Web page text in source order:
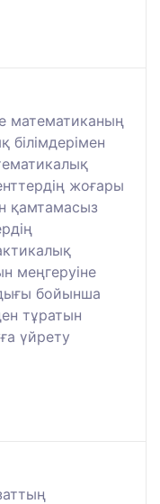
математиканың
білімдерімен
жоғары
қамтамасыз
меңгеруіне
бойынша
тұратын
үйрету